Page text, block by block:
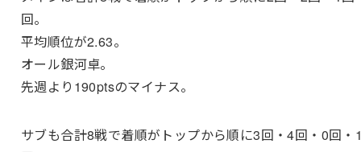
回。
平均順位が2.63。
オール銀河卓。
先週より190ptsのマイナス。
サブも合計8戦で着順がトップから順に3回・4回・0回・